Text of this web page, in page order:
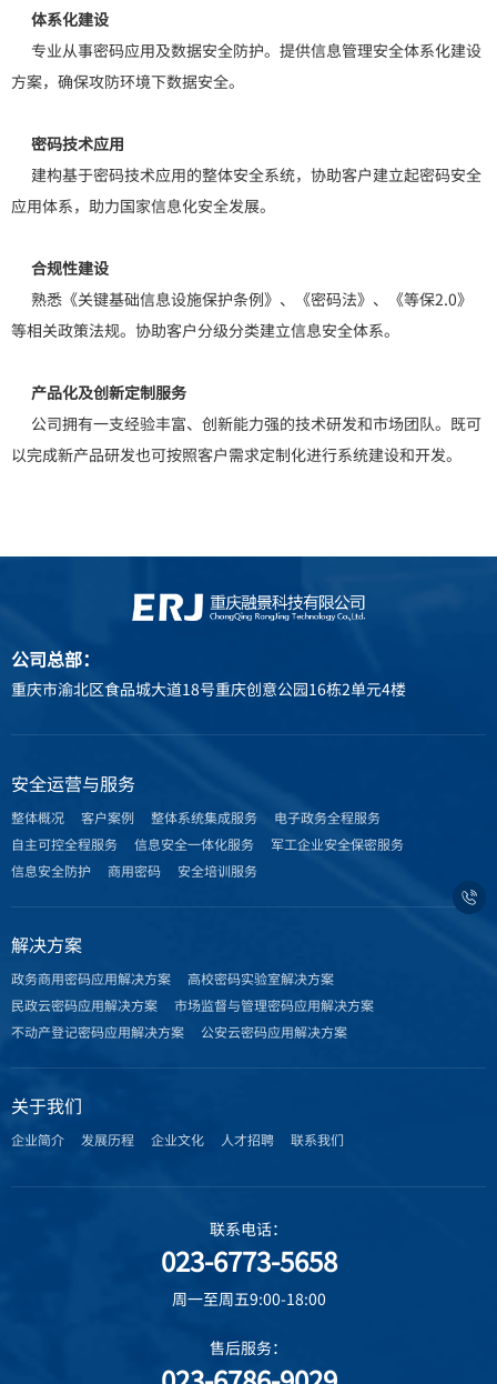
体系化建设
专业从事密码应用及数据安全防护。提供信息管理安全体系化建设
方案，确保攻防环境下数据安全。
密码技术应用
建构基于密码技术应用的整体安全系统，协助客户建立起密码安全
应用体系，助力国家信息化安全发展。
合规性建设
熟悉《关键基础信息设施保护条例》、《密码法》、《等保2.0》
等相关政策法规。协助客户分级分类建立信息安全体系。
产品化及创新定制服务
公司拥有一支经验丰富、创新能力强的技术研发和市场团队。既可
以完成新产品研发也可按照客户需求定制化进行系统建设和开发。

公司总部：
重庆市渝北区食品城大道18号重庆创意公园16栋2单元4楼
安全运营与服务
整体概况 客户案例 整体系统集成服务
电子政务全程服务
自主可控全程服务
信息安全一体化服务
军工企业安全保密服务
信息安全防护
商用密码 安全培训服务
解决方案
政务商用密码应用解决方案
高校密码实验室解决方案
民政云密码应用解决方案
市场监督与管理密码应用解决方案
不动产登记密码应用解决方案
公安云密码应用解决方案
关于我们
企业简介 发展历程 企业文化 人才招聘 联系我们
联系电话：
023-6773-5658
周一至周五9:00-18:00
售后服务：